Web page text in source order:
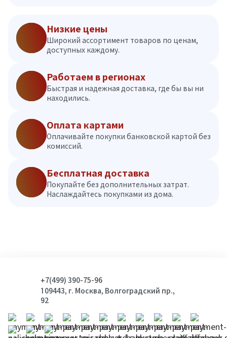
Низкие цены
Широкий ассортимент товаров по ценам,
доступных каждому.
Работаем в регионах
Быстрая и надежная доставка, где бы вы ни
находились.
Оплата картами
Оплачивайте покупки банковской картой без
комиссий.
Бесплатная доставка
Покупайте без дополнительных затрат.
Наслаждайтесь покупками из дома.
+7(499) 390-75-96
109443, г. Москва, Волгоградский пр.,
92